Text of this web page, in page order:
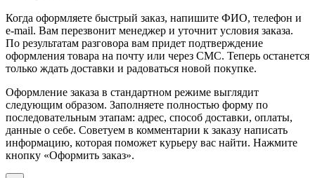
Когда оформляете быстрый заказ, напишите ФИО, телефон и
e-mail. Вам перезвонит менеджер и уточнит условия заказа.
По результатам разговора вам придет подтверждение
оформления товара на почту или через СМС. Теперь останется
только ждать доставки и радоваться новой покупке.
Оформление заказа в стандартном режиме выглядит
следующим образом. Заполняете полностью форму по
последовательным этапам: адрес, способ доставки, оплаты,
данные о себе. Советуем в комментарии к заказу написать
информацию, которая поможет курьеру вас найти. Нажмите
кнопку «Оформить заказ».